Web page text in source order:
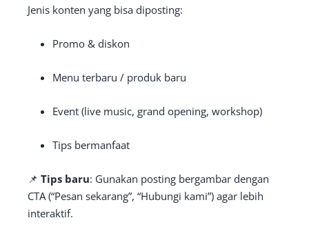
Jenis konten yang bisa diposting:
Promo & diskon
Menu terbaru / produk baru
Event (live music, grand opening, workshop)
Tips bermanfaat
📌 Tips baru: Gunakan posting bergambar dengan
CTA (“Pesan sekarang”, “Hubungi kami”) agar lebih
interaktif.